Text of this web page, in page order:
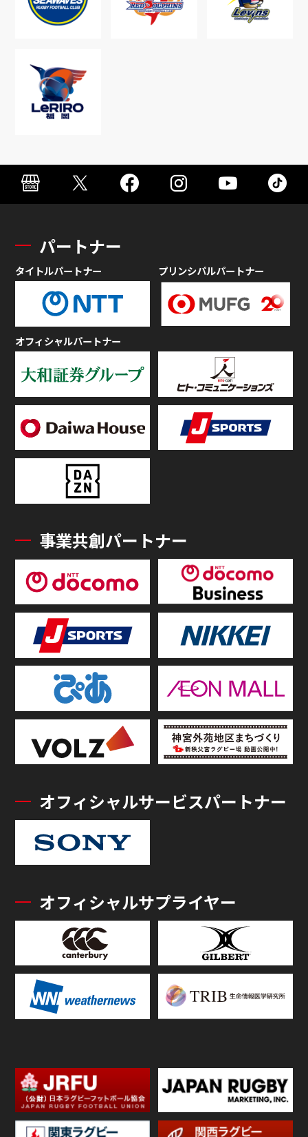
パートナー
タイトルパートナー プリンシパルパートナー
オフィシャルパートナー
事業共創パートナー
オフィシャルサービスパートナー
オフィシャルサプライヤー